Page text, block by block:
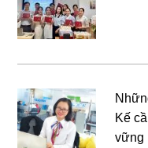
Kế
vững